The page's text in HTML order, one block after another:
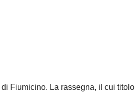
di Fiumicino. La rassegna, il cui titolo